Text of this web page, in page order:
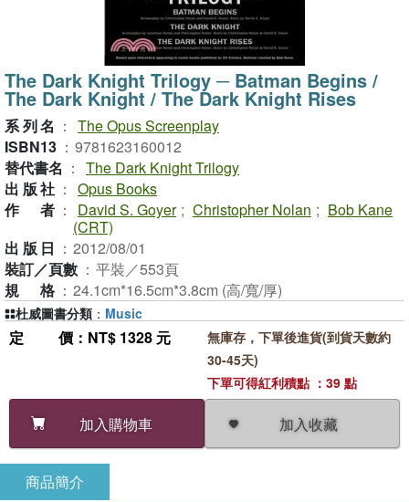
The Dark Knight Trilogy ─ Batman Begins /
The Dark Knight / The Dark Knight Rises
系列名 ： The Opus Screenplay
ISBN13 ： 9781623160012
替代書名 ： The Dark Knight Trilogy
出版社 ： Opus Books
作者 ： David S. Goyer ; Christopher Nolan ; Bob Kane
(CRT)
出版日 ： 2012/08/01
裝訂／頁數 ： 平裝／553頁
規格 ： 24.1cm*16.5cm*3.8cm (高/寬/厚)
定價 ：NT$ 1328 元
加入購物車 加入收藏
無庫存，下單後進貨(到貨天數約
30-45天)
下單可得紅利積點 ：39 點
杜威圖書分類 ： Music
商品簡介